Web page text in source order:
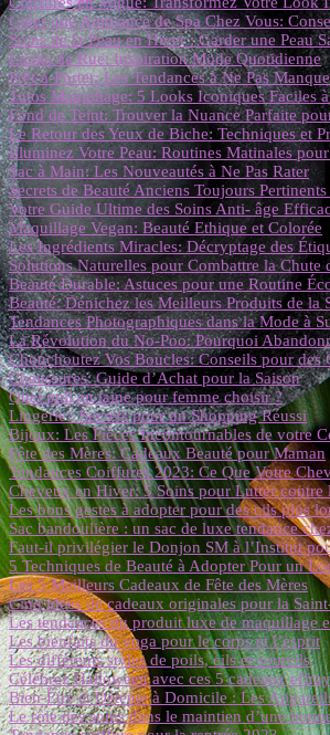
Créer une Ambiance de Spa Chez Vous:
Soins de la Peau en Hiver : Garder une Peau
Looks de Rue: Inspiration Mode Quotidienne
Prêt-à-Porter: Les Tendances à Ne Pas
Tutos Maquillage: 5 Looks Iconiques Faciles
Fond de Teint: Trouver la Nuance Parfaite
Le Retour des Yeux de Biche: Techniques et
Illuminez Votre Peau: Routines Matinales
Sac à Main: Les Nouveautés à Ne Pas Rater
Secrets de Beauté Anciens Toujours
Votre Guide Ultime des Soins Anti- âge
Maquillage Vegan: Beauté Ethique et Colorée
Les Ingrédients Miracles: Décryptage des
Solutions Naturelles pour Combattre la Chute
Beauté Durable: Astuces pour une Routine
Beauté: Dénichez les Meilleurs Produits de la
Tendances Photographiques dans la Mode à
La Révolution du No-Poo: Pourquoi
Chouchoutez Vos Boucles: Conseils pour des
Chaussures: Guide d’Achat pour la Saison
Quel pull en laine pour femme choisir ?
Lingerie : Secrets pour un Shopping Réussi
Bijoux: Les Pièces Incontournables de votre
Fête des Mères: Cadeaux Beauté pour Maman
Tendances Coiffures 2023: Ce Que Votre
Cheveux en Hiver: 5 Soins pour Lutter contre
Les bons gestes à adopter pour des cils plus
Sac bandoulière : un sac de luxe tendance
Faut-il privilégier le Donjon SM à l’Institut
5 Techniques de Beauté à Adopter Pour un
Les 5 Meilleurs Cadeaux de Fête des Mères
Cinq idées de cadeaux originales pour la
Les tendances du produit luxe de maquillage
Les bienfaits du yoga pour le corps et l’esprit
Les différents styles de poils, cils et sourcils
Célébrez Halloween avec ces 5 cadeaux
Bien-Être et Détente à Domicile : Les
Le rôle des soins dans le maintien d’une